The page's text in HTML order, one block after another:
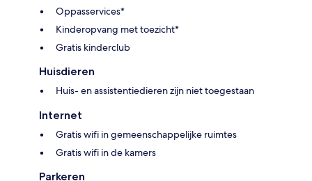
Oppasservices*
Kinderopvang met toezicht*
Gratis kinderclub
Huisdieren
Huis- en assistentiedieren zijn niet toegestaan
Internet
Gratis wifi in gemeenschappelijke ruimtes
Gratis wifi in de kamers
Parkeren